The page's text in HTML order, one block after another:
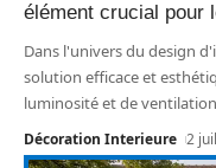
élément crucial pour
Dans l'univers du design
solution efficace et
luminosité et de
Décoration Interieure 2